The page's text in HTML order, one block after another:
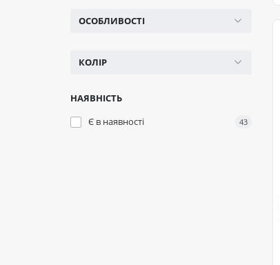
ОСОБЛИВОСТІ
КОЛІР
НАЯВНІСТЬ
Є в наявності
43